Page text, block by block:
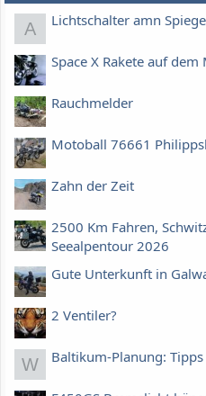
A Lichtschalter amn
Space X Rakete auf
Rauchmelder
Motoball 76661
Zahn der Zeit
2500 Km Fahren,
Seealpentour 2026
Gute Unterkunft in
2 Ventiler?
W Baltikum-Planung: